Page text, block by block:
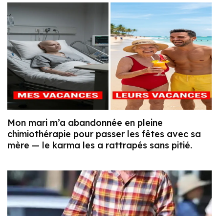
Mon mari m’a abandonnée en pleine
chimiothérapie pour passer les fêtes avec sa
mère — le karma les a rattrapés sans pitié.